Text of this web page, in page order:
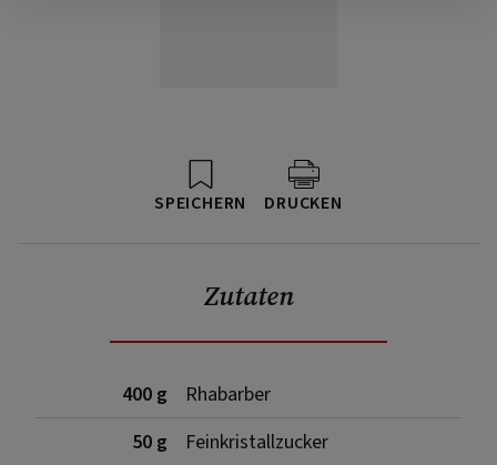
SPEICHERN DRUCKEN
Zutaten
400 g
Rhabarber
50 g
Feinkristallzucker